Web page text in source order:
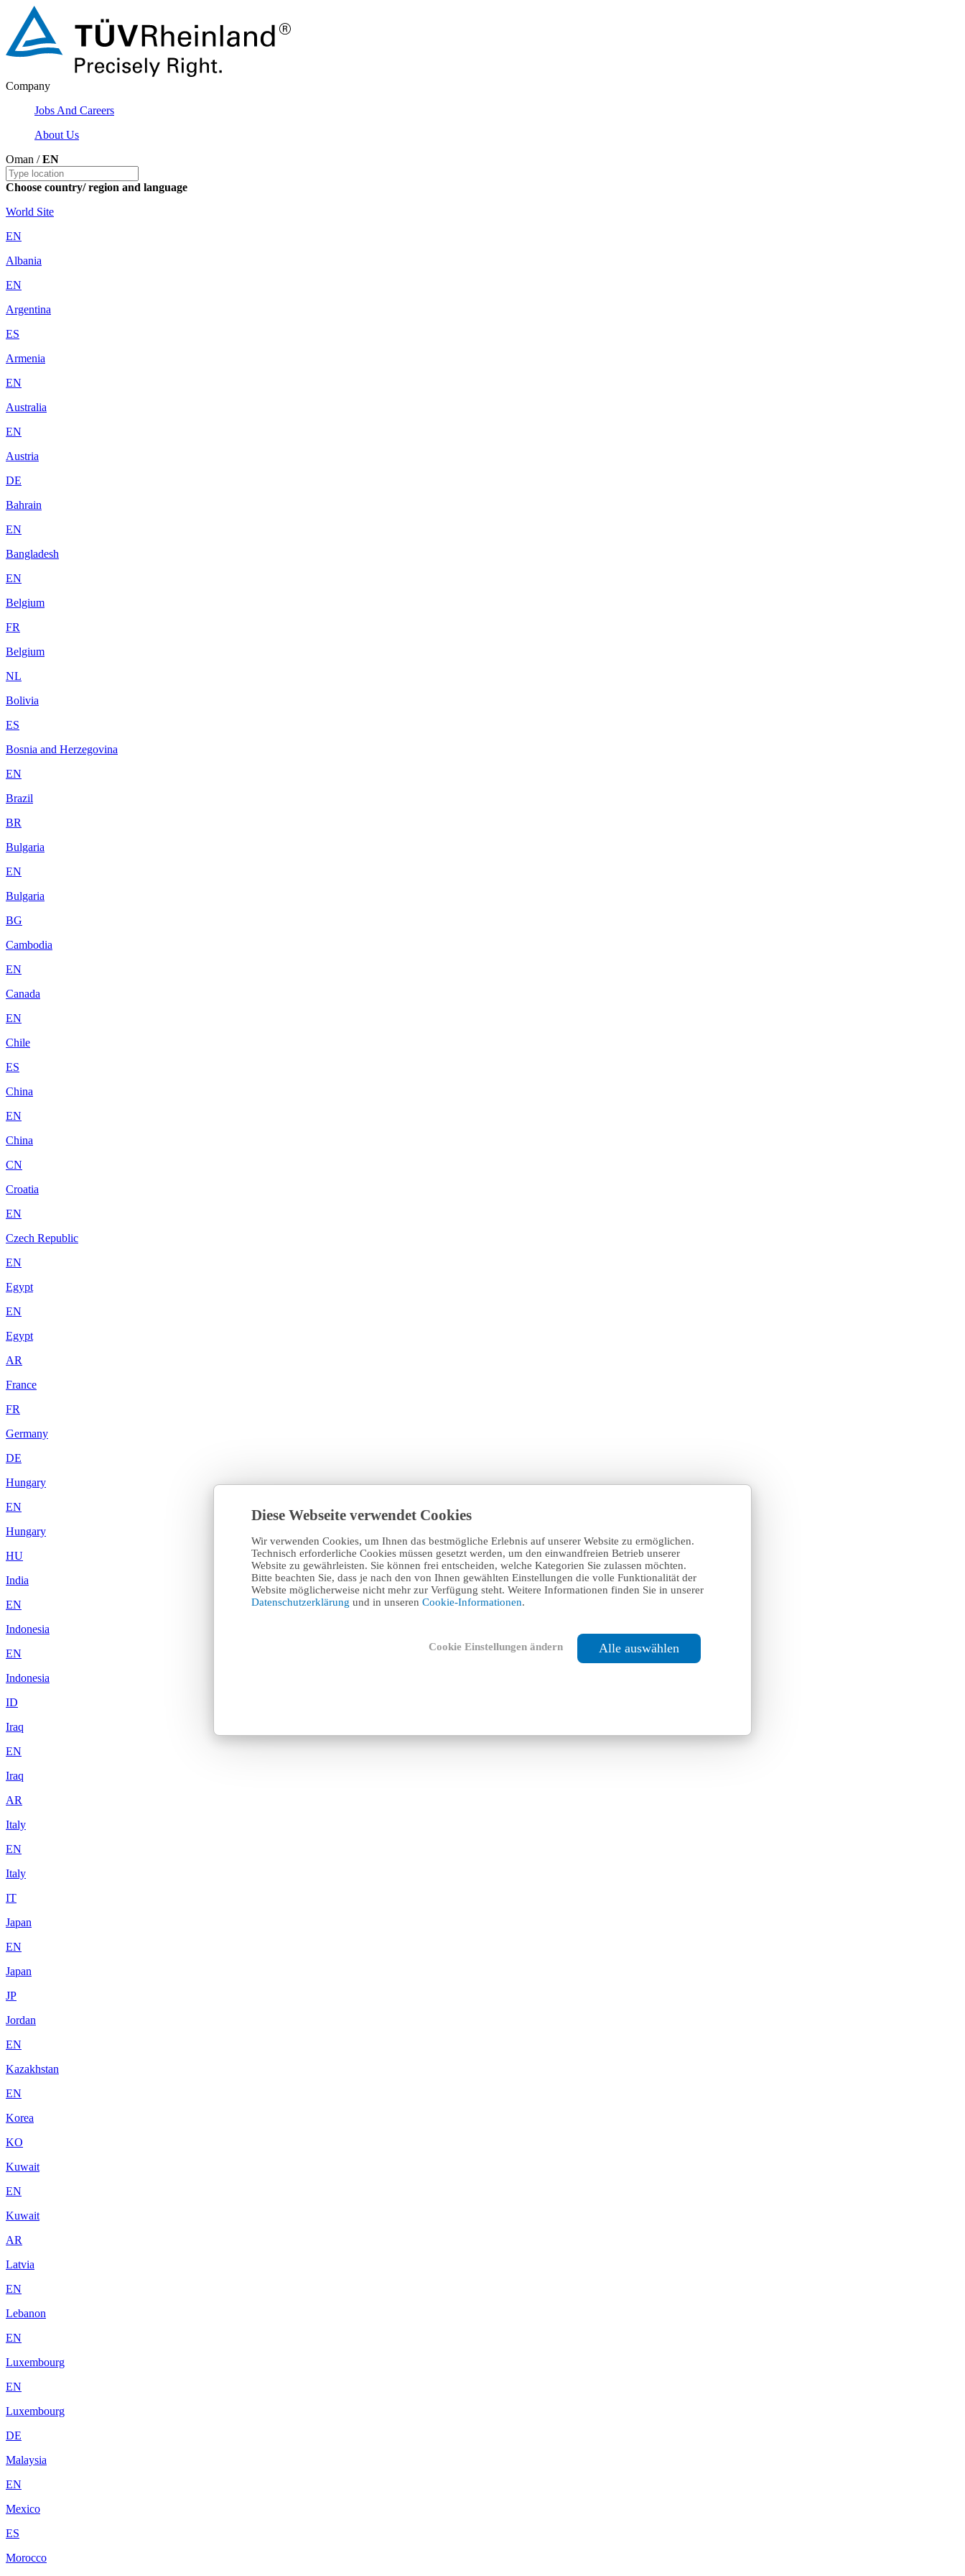
Diese Webseite verwendet Cookies
Wir verwenden Cookies, um Ihnen das bestmögliche Erlebnis auf unserer Website zu ermöglichen.
Technisch erforderliche Cookies müssen gesetzt werden, um den einwandfreien Betrieb unserer
Website zu gewährleisten. Sie können frei entscheiden, welche Kategorien Sie zulassen möchten.
Bitte beachten Sie, dass je nach den von Ihnen gewählten Einstellungen die volle Funktionalität der
Website möglicherweise nicht mehr zur Verfügung steht. Weitere Informationen finden Sie in unserer
Datenschutzerklärung und in unseren Cookie-Informationen.
Cookie Einstellungen ändern Alle auswählen
Company
Jobs And Careers
About Us
Oman /EN
Choose country/ region and language
World Site
EN
Albania
EN
Argentina
ES
Armenia
EN
Australia
EN
Austria
DE
Bahrain
EN
Bangladesh
EN
Belgium
FR
Belgium
NL
Bolivia
ES
Bosnia and Herzegovina
EN
Brazil
BR
Bulgaria
EN
Bulgaria
BG
Cambodia
EN
Canada
EN
Chile
ES
China
EN
China
CN
Croatia
EN
Czech Republic
EN
Egypt
EN
Egypt
AR
France
FR
Germany
DE
Hungary
EN
Hungary
HU
India
EN
Indonesia
EN
Indonesia
ID
Iraq
EN
Iraq
AR
Italy
EN
Italy
IT
Japan
EN
Japan
JP
Jordan
EN
Kazakhstan
EN
Korea
KO
Kuwait
EN
Kuwait
AR
Latvia
EN
Lebanon
EN
Luxembourg
EN
Luxembourg
DE
Malaysia
EN
Mexico
ES
Morocco